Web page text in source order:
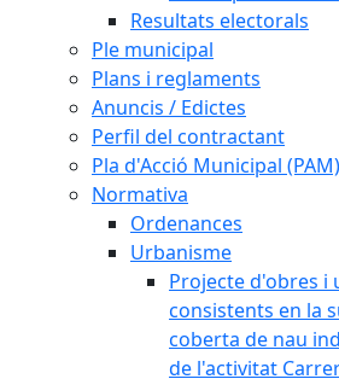
Resultats electorals
Ple municipal
Plans i reglaments
Anuncis / Edictes
Perfil del contractant
Pla d'Acció Municipal (PAM)
Normativa
Ordenances
Urbanisme
Projecte d'obres i
consistents en la
coberta de nau
de l'activitat